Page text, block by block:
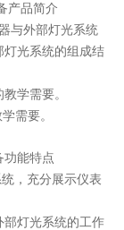
产品简介
与外部灯光系统
灯光系统的组成结
学需要。
需要。
功能特点
，充分展示仪表
部灯光系统的工作